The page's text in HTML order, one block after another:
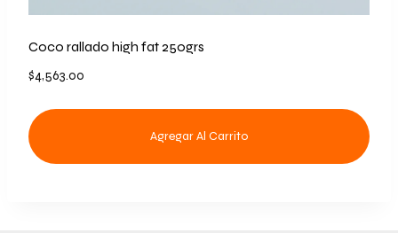
Coco rallado high fat 250grs
$4,563.00
Agregar Al Carrito